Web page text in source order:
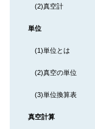
(2)真空計
単位
(1)単位とは
(2)真空の単位
(3)単位換算表
真空計算